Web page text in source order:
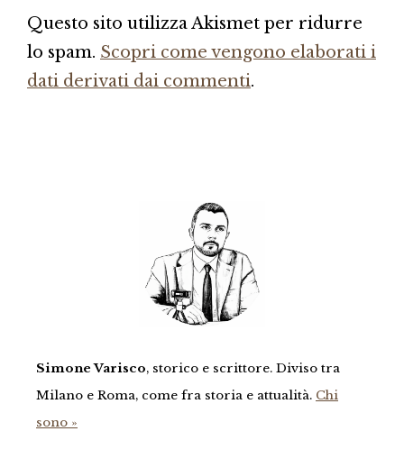
Questo sito utilizza Akismet per ridurre
lo spam. Scopri come vengono elaborati i
dati derivati dai commenti.
Simone Varisco, storico e scrittore. Diviso tra
Milano e Roma, come fra storia e attualità. Chi
sono »